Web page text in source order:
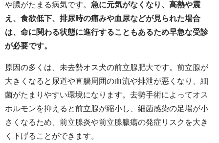
や膿がたまる病気です。 急に元気がなくなり、高熱や震
え、食欲低下、排尿時の痛みや血尿などが見られた場合
は、命に関わる状態に進行することもあるため早急な受診
が必要です。
原因の多くは、未去勢オス犬の前立腺肥大です。前立腺が
大きくなると尿道や直腸周囲の血流や排泄が悪くなり、細
菌がたまりやすい環境になります。去勢手術によってオス
ホルモンを抑えると前立腺が縮小し、細菌感染の足場が小
さくなるため、前立腺炎や前立腺膿瘍の発症リスクを大き
く下げることができます。